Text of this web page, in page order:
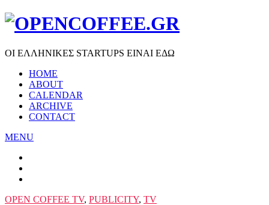
ΟΙ ΕΛΛΗΝΙΚΕΣ STARTUPS ΕΙΝΑΙ ΕΔΩ
HOME
ABOUT
CALENDAR
ARCHIVE
CONTACT
MENU
OPEN COFFEE TV, PUBLICITY, TV